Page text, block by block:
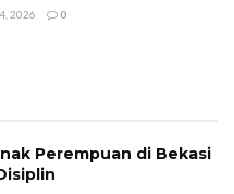
2026 0
Perempuan di Bekasi